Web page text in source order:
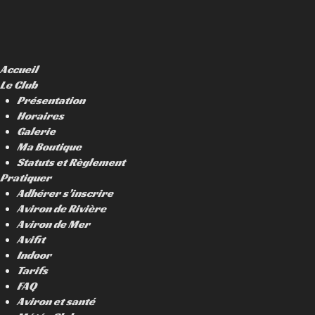
Accueil
Le Club
Présentation
Horaires
Galerie
Ma Boutique
Statuts et Règlement
Pratiquer
Adhérer s’inscrire
Aviron de Rivière
Aviron de Mer
Avifit
Indoor
Tarifs
FAQ
Aviron et santé